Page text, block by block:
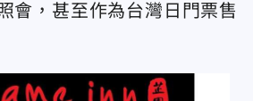
會，甚至作為台灣日門票售